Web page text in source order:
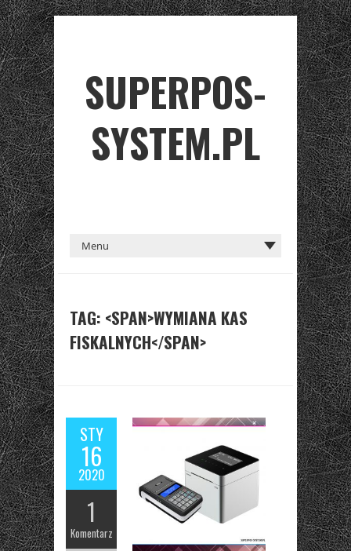
SUPERPOS-
SYSTEM.PL
TAG: <SPAN>WYMIANA KAS
FISKALNYCH</SPAN>
STY
16
2020
1
Komentarz